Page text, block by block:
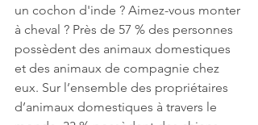
un cochon d'inde ? Aimez-vous monter
à cheval ? Près de 57 % des personnes
possèdent des animaux domestiques
et des animaux de compagnie chez
eux. Sur l’ensemble des propriétaires
d’animaux domestiques à travers le